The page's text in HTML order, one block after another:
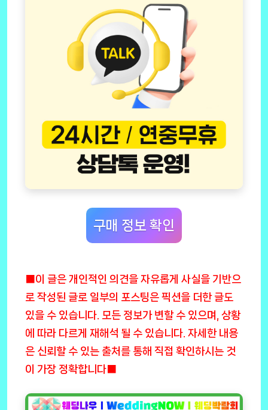
구매 정보 확인
■이 글은 개인적인 의견을 자유롭게 사실을 기반으
로 작성된 글로 일부의 포스팅은 픽션을 더한 글도
있을 수 있습니다. 모든 정보가 변할 수 있으며, 상황
에 따라 다르게 재해석 될 수 있습니다. 자세한 내용
은 신뢰할 수 있는 출처를 통해 직접 확인하시는 것
이 가장 정확합니다■